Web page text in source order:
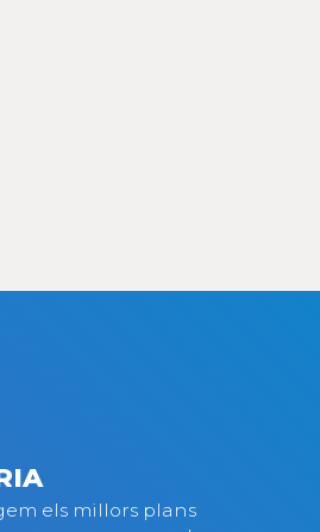
els millors plans